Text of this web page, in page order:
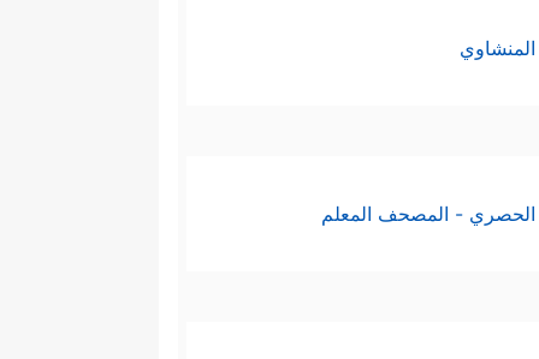
الحصري - المصحف المعلم